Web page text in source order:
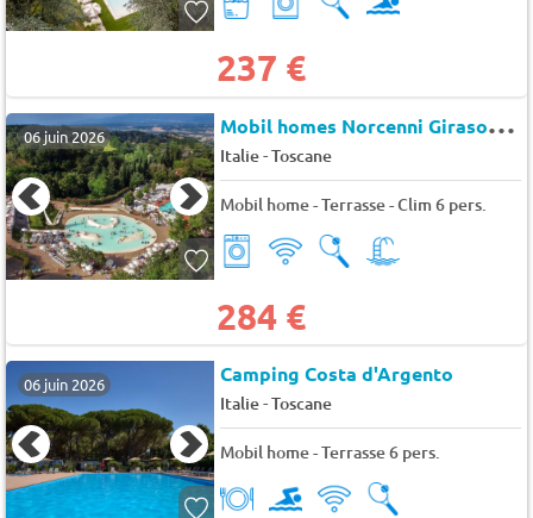
237 €
06 juin 2026 M
obil homes Norcenni Girasole Club
Italie-Toscane
Mobil home - Terrasse - Clim 6 pers.
284 €
06 juin 2026 Camping Costa d'Argento
Italie-Toscane
Mobil home - Terrasse 6 pers.